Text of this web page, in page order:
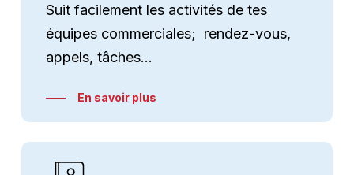
Suit facilement les activités de tes
équipes commerciales; rendez-vous,
appels, tâches…
En savoir plus